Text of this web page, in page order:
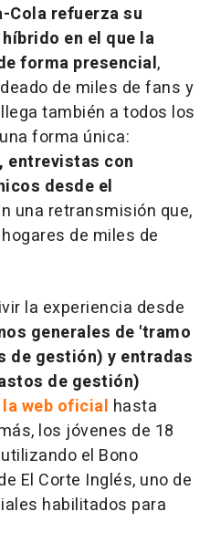
Cola refuerza su
en el que la
forma presencial,
de miles de fans y
también a todos los
forma única:
entrevistas con
desde el
una retransmisión que,
de miles de
la experiencia desde
generales de 'tramo
de gestión) y entradas
de gestión)
web oficial hasta
los jóvenes de 18
el Bono
El Corte Inglés, uno de
habilitados para